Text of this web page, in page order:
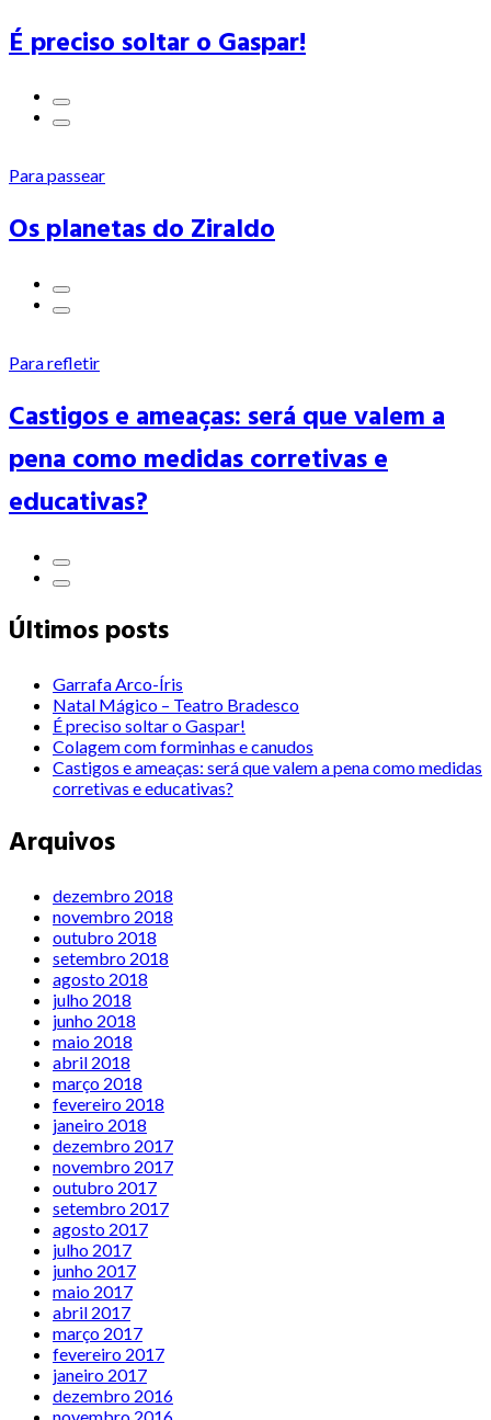
É preciso soltar o Gaspar!
Para passear
Os planetas do Ziraldo
Para refletir
Castigos e ameaças: será que valem a
pena como medidas corretivas e
educativas?
Últimos posts
Garrafa Arco-Íris
Natal Mágico – Teatro Bradesco
É preciso soltar o Gaspar!
Colagem com forminhas e canudos
Castigos e ameaças: será que valem a pena como medidas
corretivas e educativas?
Arquivos
dezembro 2018
novembro 2018
outubro 2018
setembro 2018
agosto 2018
julho 2018
junho 2018
maio 2018
abril 2018
março 2018
fevereiro 2018
janeiro 2018
dezembro 2017
novembro 2017
outubro 2017
setembro 2017
agosto 2017
julho 2017
junho 2017
maio 2017
abril 2017
março 2017
fevereiro 2017
janeiro 2017
dezembro 2016
novembro 2016